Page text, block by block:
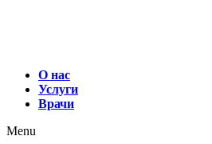
О нас
Услуги
Врачи
Menu